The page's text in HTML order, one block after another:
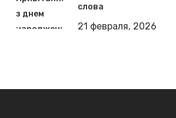
слова
21 февраля, 2026